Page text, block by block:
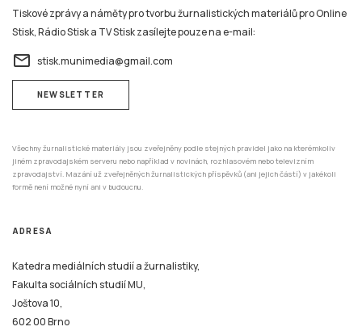
Tiskové zprávy a náměty pro tvorbu žurnalistických materiálů pro Online
Stisk, Rádio Stisk a TV Stisk zasílejte pouze na e-mail:
email stisk.munimedia@gmail.com
NEWSLETTER
Všechny žurnalistické materiály jsou zveřejněny podle stejných pravidel jako na kterémkoliv
jiném zpravodajském serveru nebo například v novinách, rozhlasovém nebo televizním
zpravodajství. Mazání už zveřejněných žurnalistických příspěvků (ani jejich částí) v jakékoli
formě není možné nyní ani v budoucnu.
ADRESA
Katedra mediálních studií a žurnalistiky,
Fakulta sociálních studií MU,
Joštova 10,
602 00 Brno